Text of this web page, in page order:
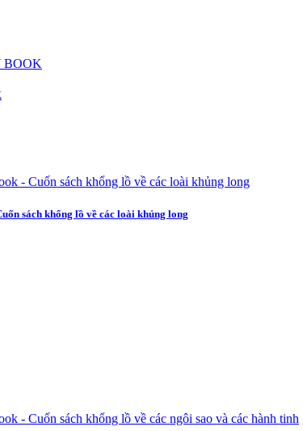
sách khổng lồ về các loài khủng long